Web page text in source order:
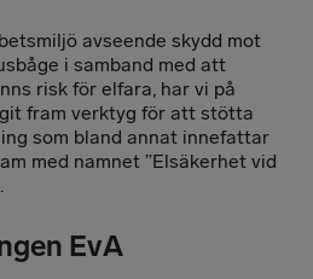
avseende skydd mot
i samband med att
risk för elfara, har vi på
fram verktyg för att stötta
som bland annat innefattar
med namnet ”Elsäkerhet vid
EvA